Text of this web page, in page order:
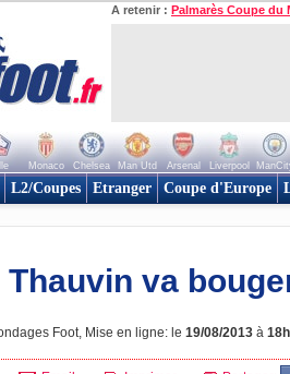
A retenir : Palmarès Coupe du
Monaco Chelsea Man Utd Arsenal Liverpool
L2/Coupes Etranger Coupe d'Europe
va
Foot, Mise en ligne: le 19/08/2013 à